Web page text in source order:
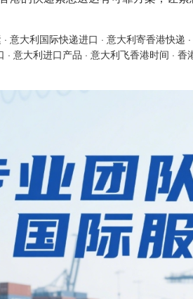
· 意大利国际快递进口 · 意大利寄香港快递 ·
· 意大利进口产品 · 意大利飞香港时间 · 香